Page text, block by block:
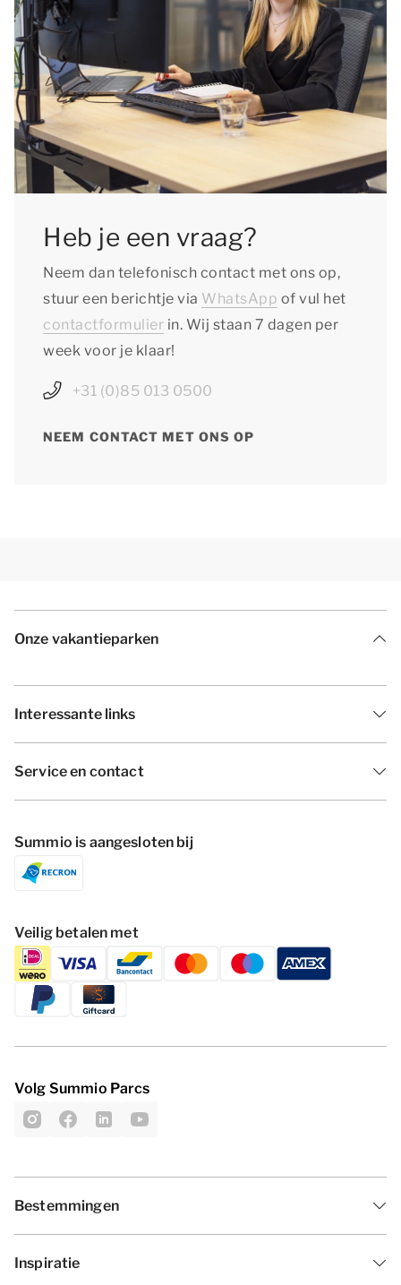
Heb je een vraag?
Neem dan telefonisch contact met ons op,
stuur een berichtje via WhatsApp of vul het
contactformulier in. Wij staan 7 dagen per
week voor je klaar!
+31 (0)85 013 0500
NEEM CONTACT MET ONS OP
Onze vakantieparken
Interessante links
Service en contact
Summio is aangesloten bij
Veilig betalen met
Volg Summio Parcs
Bestemmingen
Inspiratie